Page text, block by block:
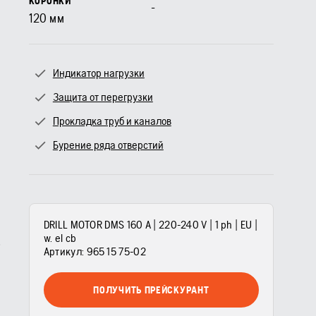
120 мм
-
Индикатор нагрузки
Защита от перегрузки
Прокладка труб и каналов
Бурение ряда отверстий
DRILL MOTOR DMS 160 A | 220-240 V | 1 ph | EU |
w. el cb
Артикул: 965 15 75‑02
ПОЛУЧИТЬ ПРЕЙСКУРАНТ